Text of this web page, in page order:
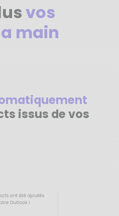
vos
main
issus de vos